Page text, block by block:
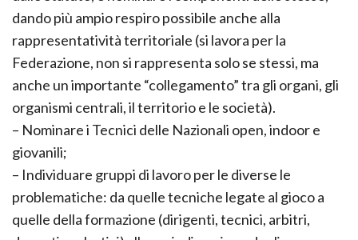
dando più ampio respiro possibile anche alla
rappresentatività territoriale (si lavora per la
Federazione, non si rappresenta solo se stessi, ma
anche un importante “collegamento” tra gli organi, gli
organismi centrali, il territorio e le società).
– Nominare i Tecnici delle Nazionali open, indoor e
giovanili;
– Individuare gruppi di lavoro per le diverse le
problematiche: da quelle tecniche legate al gioco a
quelle della formazione (dirigenti, tecnici, arbitri,